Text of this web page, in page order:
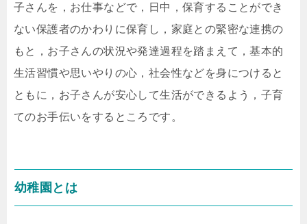
子さんを，お仕事などで，日中，保育することができ
ない保護者のかわりに保育し，家庭との緊密な連携の
もと，お子さんの状況や発達過程を踏まえて，基本的
生活習慣や思いやりの心，社会性などを身につけると
ともに，お子さんが安心して生活ができるよう，子育
てのお手伝いをするところです。
幼稚園とは